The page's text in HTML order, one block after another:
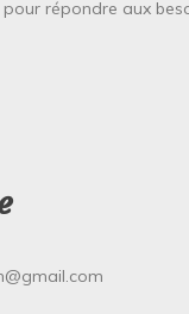
répondre aux